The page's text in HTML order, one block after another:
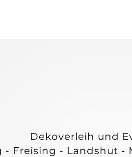
Dekoverleih und
- Freising - Landshut -